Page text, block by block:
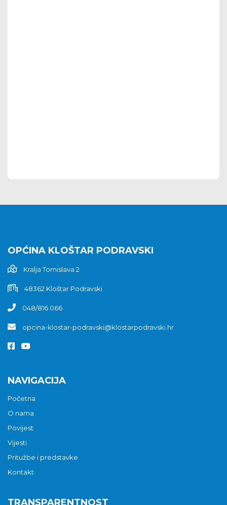
OPĆINA KLOŠTAR PODRAVSKI
Kralja Tomislava 2
48362 Kloštar Podravski
048/816 066
opcina-klostar-podravski@klostarpodravski.hr
NAVIGACIJA
Početna
O nama
Povijest
Vijesti
Pritužbe i predstavke
Kontakt
TRANSPARENTNOST